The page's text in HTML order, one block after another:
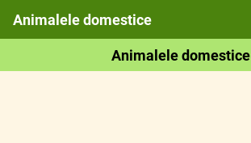
Animalele domestice
Animalele domestice